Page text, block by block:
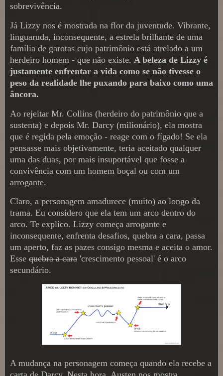
sobrevivência.
Já Lizzy nos é mostrada na flor da juventude. Vibrante,
linguaruda, inconsequente, a estrela brilhante de uma
família de garotas cujo patrimônio está atrelado a um
herdeiro homem - que não existe. A beleza de Lizzy é
justamente enfrentar a vida como se não tivesse o
peso da realidade lhe puxando para baixo como uma
âncora.
Ao rejeitar Mr. Collins (herdeiro do patrimônio que a
sustenta) e depois Mr. Darcy (milionário), ela mostra
que é regida pela emoção - reage com o fígado! Se ela
pensasse mais objetivamente, teria aceitado qualquer
uma das duas, por mais insuportável que fosse a
convivência com um homem boçal ou com um
arrogante.
Claro, a personagem amadurece (muito) ao longo da
trama. Eu considero que ela tem um arco dentro do
arco. Te explico. Lizzy começa arrogante e
inconsequente, enfrenta desafios, quebra a cara, passa
um aperto, faz as pazes consigo mesma e aceita o amor.
Esse quebra a cara 'crescimento pessoal' é o arco
secundário.
A mudança na personagem começa quando ela recebe a